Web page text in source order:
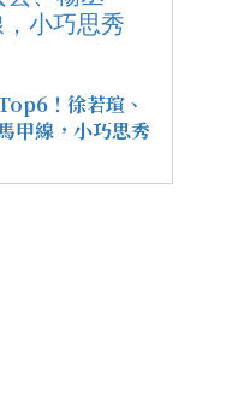
！徐若瑄、
甲線，小巧思秀